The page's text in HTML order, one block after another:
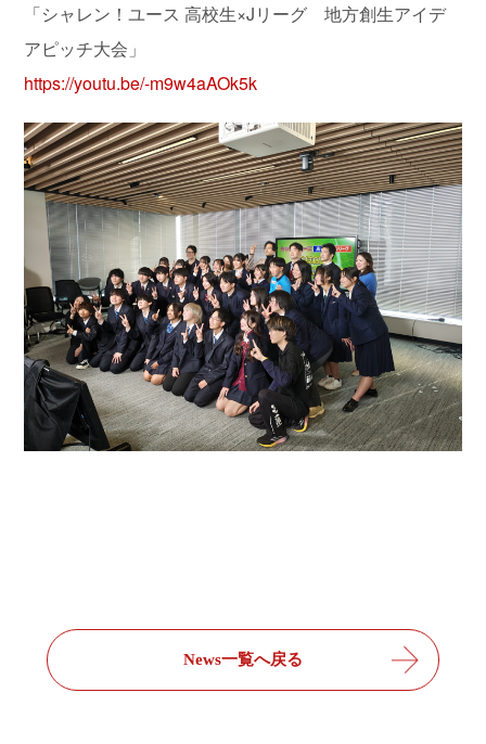
「シャレン！ユース 高校生×Jリーグ 地方創生アイデ
アピッチ大会」
https://youtu.be/-m9w4aAOk5k
News一覧へ戻る